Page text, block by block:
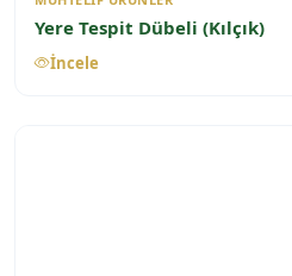
Yere Tespit Dübeli (Kılçık)
İncele